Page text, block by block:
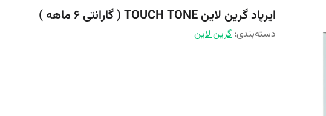
ایرپاد گرین لاین TOUCH TONE ( گارانتی 6 ماهه )
دسته‌بندی: گرین لاین